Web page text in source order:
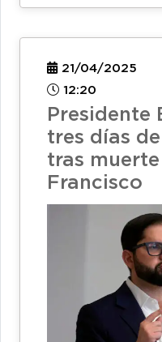
21/04/2025
12:20
Presidente
tres días
tras
Francisco